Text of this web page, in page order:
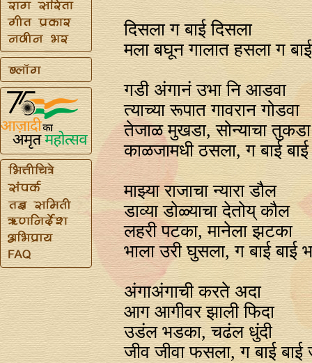
दिसला ग बाई दिसला
मला बघून गालात हसला ग
गडी अंगानं उभा नि आडवा
त्याच्या रूपात गावरान गोडवा
तेजाळ मुखडा, सोन्याचा तुकडा
काळजामधी ठसला, ग बाई
माझ्या राजाचा न्यारा डौल
डाव्या डोळ्याचा देतोय्‌ कौल
लहरी पटका, मानेला झटका
भाला उरी घुसला, ग बाई बाई
अंगाअंगाची करते अदा
आग आगीवर झाली फिदा
उडंल भडका, चढंल धुंदी
जीव जीवा फसला, ग बाई